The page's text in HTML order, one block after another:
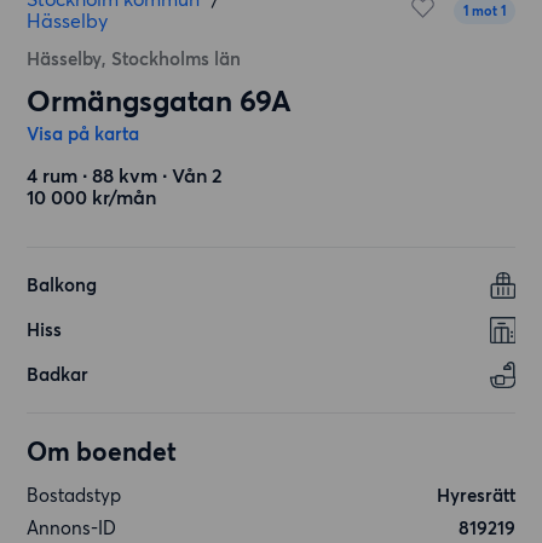
Hässelby
Hässelby, Stockholms län
1 mot 1
Ormängsgatan 69A
Visa på karta
4 rum ∙ 88 kvm ∙ Vån 2
10 000 kr/mån
Balkong
Hiss
Badkar
Om boendet
Bostadstyp
Hyresrätt
Annons-ID
819219